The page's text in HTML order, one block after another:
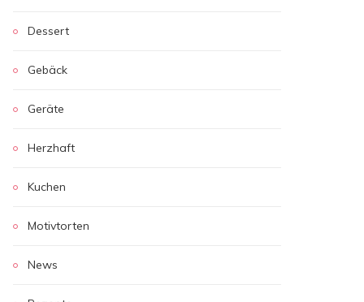
Dessert
Gebäck
Geräte
Herzhaft
Kuchen
Motivtorten
News